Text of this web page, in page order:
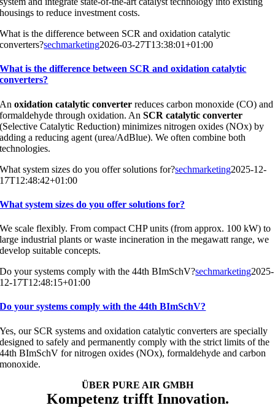
housings to reduce investment costs.
What is the difference between SCR and oxidation catalytic
converters?sechmarketing2026-03-27T13:38:01+01:00
What is the difference between SCR and oxidation catalytic
converters?
Anoxidation catalytic converter reduces carbon monoxide (CO) and
formaldehyde through oxidation. AnSCR catalytic converter
(Selective Catalytic Reduction) minimizes nitrogen oxides (NOx) by
adding a reducing agent (urea/AdBlue). We often combine both
technologies.
What system sizes do you offer solutions for?sechmarketing2025-12-
17T12:48:42+01:00
What system sizes do you offer solutions for?
We scale flexibly. From compact CHP units (from approx. 100 kW) to
large industrial plants or waste incineration in the megawatt range, we
develop suitable concepts.
Do your systems comply with the 44th BImSchV?sechmarketing2025-
12-17T12:48:15+01:00
Do your systems comply with the 44th BImSchV?
Yes, our SCR systems and oxidation catalytic converters are specially
designed to safely and permanently comply with the strict limits of the
44th BImSchV for nitrogen oxides (NOx), formaldehyde and carbon
monoxide.
ÜBER PURE AIR GMBH
Kompetenz trifft Innovation.